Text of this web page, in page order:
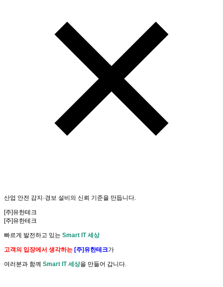
산업 안전 감지·경보 설비의 신뢰 기준을 만듭니다.
[주]유한테크
[주]유한테크
빠르게 발전하고 있는 Smart IT 세상
고객의 입장에서 생각하는 [주]유한테크가
여러분과 함께 Smart IT 세상을 만들어 갑니다.